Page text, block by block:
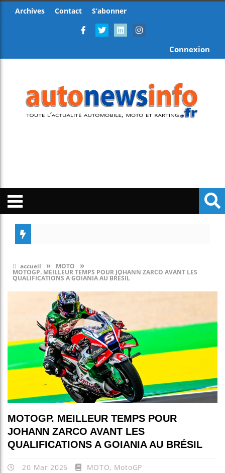
Archives Contact S’abonner
Connexion
accueil » MOTO »
MOTOGP. MEILLEUR TEMPS POUR JOHANN ZARCO AVANT LES
QUALIFICATIONS A GOIANIA AU BRÉSIL
MOTOGP. MEILLEUR TEMPS POUR
JOHANN ZARCO AVANT LES
QUALIFICATIONS A GOIANIA AU BRÉSIL
20 Mar 2026 MOTO, MotoGP